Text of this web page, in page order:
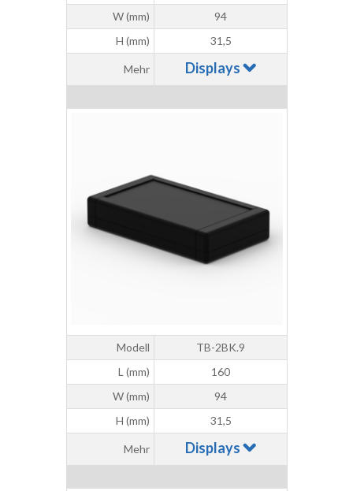
W (mm)
94
H (mm)
31,5
Mehr Displays
Modell
TB-2BK.9
L (mm)
160
W (mm)
94
H (mm)
31,5
Mehr Displays